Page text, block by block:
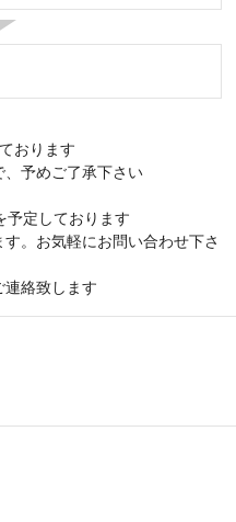
おります
予めご了承下さい
定しております
。お気軽にお問い合わせ下さ
絡致します